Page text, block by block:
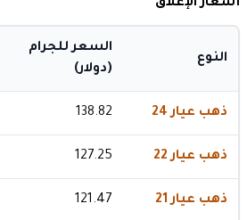
أسعار الإغلاق
النوع
السعر للجرام
(دولار)
ذهب عيار 24 138.82
ذهب عيار 22 127.25
ذهب عيار 21 121.47